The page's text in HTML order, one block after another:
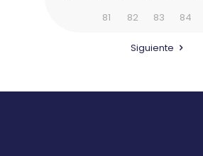
81
82 83 84
Siguiente